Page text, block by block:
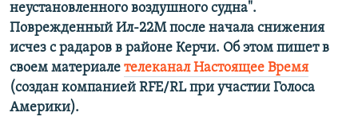
неустановленного воздушного судна".
Поврежденный Ил-22М после начала снижения
исчез с радаров в районе Керчи. Об этом пишет в
своем материале телеканал Настоящее Время
(создан компанией RFE/RL при участии Голоса
Америки).